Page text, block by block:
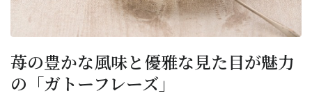
苺の豊かな風味と優雅な見た目が魅力
の「ガトーフレーズ」